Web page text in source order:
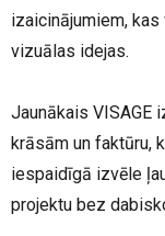
izaicinājumiem,
vizuālas idejas.
Jaunākais VISAGE
krāsām un faktūru,
iespaidīgā izvēle
projektu bez